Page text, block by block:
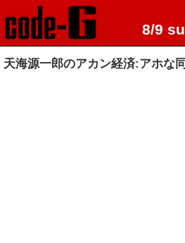
8/9
天海源一郎のアカン経済:アホな